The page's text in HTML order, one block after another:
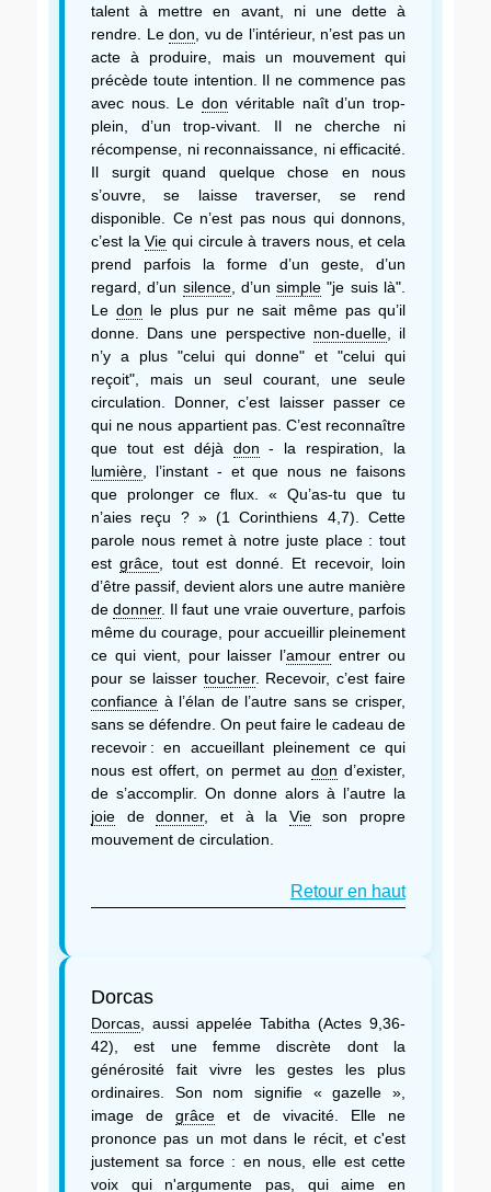
talent à mettre en avant, ni une dette à
rendre. Le don , vu de l’intérieur, n’est pas un
acte à produire, mais un mouvement qui
précède toute intention. Il ne commence pas
avec nous. Ledon véritable naît d’un trop-
plein, d’un trop-vivant. Il ne cherche ni
récompense, ni reconnaissance, ni efficacité.
Il surgit quand quelque chose en nous
s’ouvre, se laisse traverser, se rend
disponible. Ce n’est pas nous qui donnons,
c’est laVie qui circule à travers nous, et cela
prend parfois la forme d’un geste, d’un
regard, d’un silence, d’unsimple "je suis là".
Le don le plus pur ne sait même pas qu’il
donne. Dans une perspective non-duelle, il
n’y a plus "celui qui donne" et "celui qui
reçoit", mais un seul courant, une seule
circulation. Donner, c’est laisser passer ce
qui ne nous appartient pas. C’est reconnaître
que tout est déjà don - la respiration, la
lumière , l’instant - et que nous ne faisons
que prolonger ce flux. « Qu’as-tu que tu
n’aies reçu ? » (1 Corinthiens 4,7). Cette
parole nous remet à notre juste place : tout
estgrâce , tout est donné. Et recevoir, loin
d’être passif, devient alors une autre manière
dedonner. Il faut une vraie ouverture, parfois
même du courage, pour accueillir pleinement
ce qui vient, pour laisser l’amour entrer ou
pour se laisser toucher. Recevoir, c’est faire
confiance à l’élan de l’autre sans se crisper,
sans se défendre. On peut faire le cadeau de
recevoir : en accueillant pleinement ce qui
nous est offert, on permet au don d’exister,
de s’accomplir. On donne alors à l’autre la
joie dedonner, et à la Vieson propre
mouvement de circulation.
Retour en haut
Dorcas
Dorcas , aussi appelée Tabitha (Actes 9,36-
42), est une femme discrète dont la
générosité fait vivre les gestes les plus
ordinaires. Son nom signifie « gazelle »,
image degrâce et de vivacité. Elle ne
prononce pas un mot dans le récit, et c'est
justement sa force : en nous, elle est cette
voix qui n'argumente pas, qui aime en